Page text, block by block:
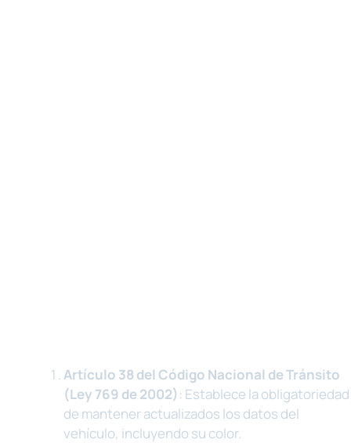
Artículo 38 del Código Nacional de Tránsito
(Ley 769 de 2002) : Establece la obligatoriedad
de mantener actualizados los datos del
vehículo, incluyendo su color.